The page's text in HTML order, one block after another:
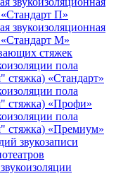
П»
звукоизоляционная
«Стандарт М»
стяжек
пола
стяжка) «Стандарт»
пола
стяжка) «Профи»
пола
стяжка) «Премиум»
звукозаписи